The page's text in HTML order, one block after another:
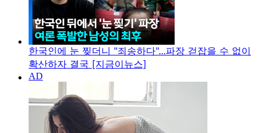
한국인에 눈 찢더니 "죄송하다"...파장 걷잡을 수 없이
확산하자 결국 [지금이뉴스]